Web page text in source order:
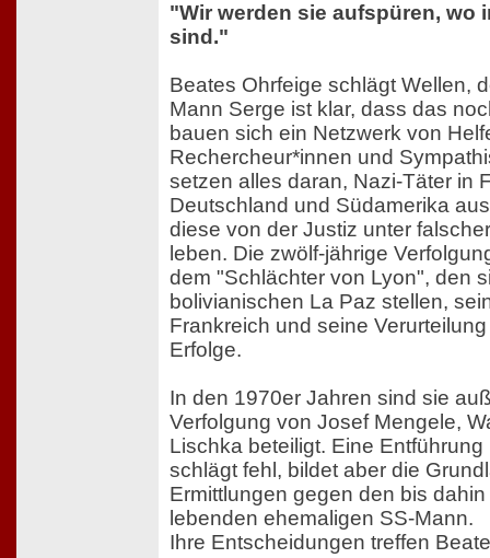
"Wir werden sie aufspüren, wo
sind."
Beates Ohrfeige schlägt Wellen,
Mann Serge ist klar, dass das
bauen sich ein Netzwerk von
Rechercheur*innen und
setzen alles daran, Nazi-Täter in
Deutschland und Südamerika
diese von der Justiz unter
leben. Die zwölf-jährige
dem "Schlächter von Lyon", den
bolivianischen La Paz stellen,
Frankreich und seine
Erfolge.
In den 1970er Jahren sind sie
Verfolgung von Josef Mengele,
Lischka beteiligt. Eine
schlägt fehl, bildet aber die
Ermittlungen gegen den bis
lebenden ehemaligen SS-Mann.
Ihre Entscheidungen treffen